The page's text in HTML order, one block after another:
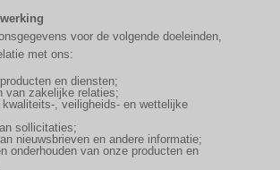
voor de volgende doeleinden,
met ons:
en diensten;
van zakelijke relaties;
kwaliteits-, veiligheids- en wettelijke
sollicitaties;
nieuwsbrieven en andere informatie;
onderhouden van onze producten en